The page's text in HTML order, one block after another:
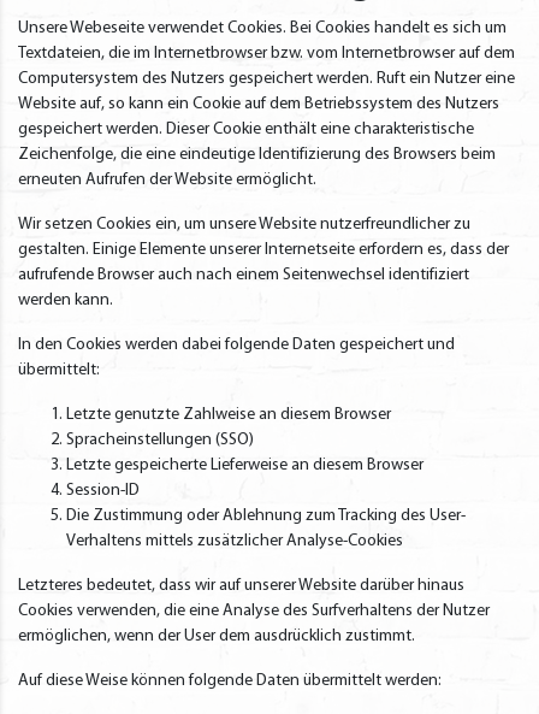
Unsere Webeseite verwendet Cookies. Bei Cookies handelt es sich um
Textdateien, die im Internetbrowser bzw. vom Internetbrowser auf dem
Computersystem des Nutzers gespeichert werden. Ruft ein Nutzer eine
Website auf, so kann ein Cookie auf dem Betriebssystem des Nutzers
gespeichert werden. Dieser Cookie enthält eine charakteristische
Zeichenfolge, die eine eindeutige Identifizierung des Browsers beim
erneuten Aufrufen der Website ermöglicht.
Wir setzen Cookies ein, um unsere Website nutzerfreundlicher zu
gestalten. Einige Elemente unserer Internetseite erfordern es, dass der
aufrufende Browser auch nach einem Seitenwechsel identifiziert
werden kann.
In den Cookies werden dabei folgende Daten gespeichert und
übermittelt:
Letzte genutzte Zahlweise an diesem Browser
Spracheinstellungen (SSO)
Letzte gespeicherte Lieferweise an diesem Browser
Session-ID
Die Zustimmung oder Ablehnung zum Tracking des User-
Verhaltens mittels zusätzlicher Analyse-Cookies
Letzteres bedeutet, dass wir auf unserer Website darüber hinaus
Cookies verwenden, die eine Analyse des Surfverhaltens der Nutzer
ermöglichen, wenn der User dem ausdrücklich zustimmt.
Auf diese Weise können folgende Daten übermittelt werden: